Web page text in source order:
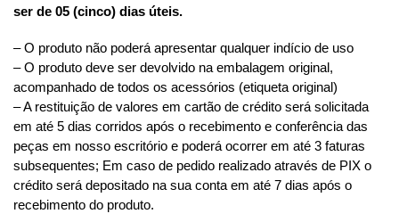
ser de 05 (cinco) dias úteis.
– O produto não poderá apresentar qualquer indício de uso
– O produto deve ser devolvido na embalagem original,
acompanhado de todos os acessórios (etiqueta original)
– A restituição de valores em cartão de crédito será solicitada
em até 5 dias corridos após o recebimento e conferência das
peças em nosso escritório e poderá ocorrer em até 3 faturas
subsequentes; Em caso de pedido realizado através de PIX o
crédito será depositado na sua conta em até 7 dias após o
recebimento do produto.